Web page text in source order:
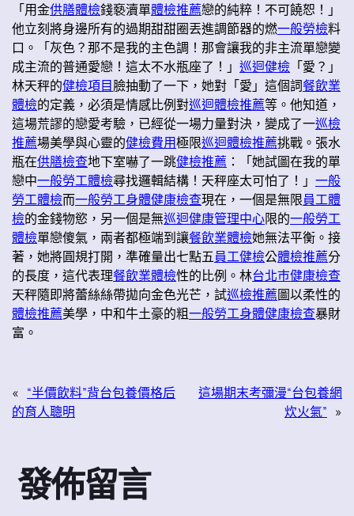
「用金供膳體檢錢褻瀆單體檢推薦戀的純粹！不可饒恕！」
他立刻將身邊所有的過期甜甜圈丟進調節器的燃一般勞檢料
口。「灰色？那不是我的主色調！那會讓我的非主流單戀變
成主流的普通愛戀！這太不水瓶座了！」巡迴健檢 「愛？」
林天秤的健檢項目臉抽動了一下，她對「愛」這個詞餐飲業
體檢的定義，必須是情感比例對巡迴體檢推薦等。他知道，
這場荒謬的戀愛考驗，已經從一場力量對決，變成了一巡檢
推薦場美學與心靈的健檢費用極限巡迴體檢推薦挑戰。張水
瓶在供膳檢查地下室嚇了一跳健檢推薦 ：「她試圖在我的單
戀中一般勞工體檢尋找邏輯結構！天秤座太可怕了！」一般
勞工體檢而一般勞工身體健康檢查現在，一個是無限員工體
檢的金錢物慾，另一個是無巡迴健康管理中心限的一般勞工
體檢單戀傻氣，兩者都極端到讓餐飲業體檢她無法平衡。接
著，她將圓規打開，準確量出七點五員工健檢公體檢推薦分
的長度，這代表理餐飲業體檢性的比例。林台北巿健康檢查
天秤隨即將蕾絲絲帶拋向金色光芒，試巡檢推薦圖以柔性的
體檢推薦美學，中和牛土豪的粗一般勞工身體健康檢查暴財
富。
« “半價飲料”背台包養價格后
的育人聰明
這場期末考彌漫“台包養網
炊火氣” »
發佈留言